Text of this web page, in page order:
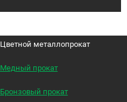
Цветной металлопрокат
Медный прокат
Бронзовый прокат